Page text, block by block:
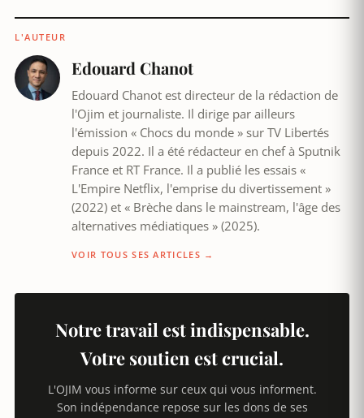
L'AUTEUR
Edouard Chanot
Edouard Chanot est directeur de la rédaction de
l'Ojim et journaliste. Il dirige par ailleurs
l'émission « Chocs du monde » sur TV Libertés
depuis 2022. Il a été rédacteur en chef à Sputnik
France et RT France. Il a publié les essais «
L'Empire Netflix, l'emprise du divertissement »
(2022) et « Brèche dans le mainstream, l'âge des
alternatives médiatiques » (2025).
VOIR TOUS SES ARTICLES →
Notre travail est indispensable.
Votre soutien est crucial.
L'OJIM vous informe sur ceux qui vous informent.
Son indépendance repose sur les dons de ses